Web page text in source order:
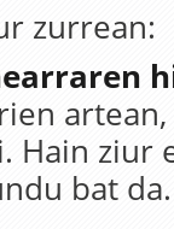
zurrean:
Hain ziur
bat